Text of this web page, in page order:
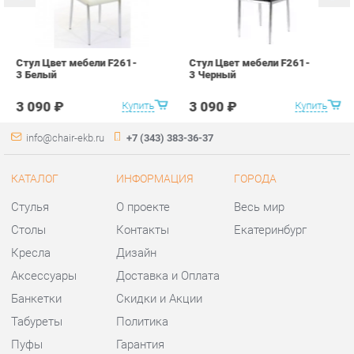
info@chair-ekb.ru
Стулья
Кресла
Аксессуары
Банкетки
Табуреты
Пуфы
Мини-Диваны
Комплектующие
О проекте
Дизайн
Доставка и Оплата
Скидки и Акции
Политика
Гарантия
Помощь
Весь мир
КОНТАКТЫ
Шоурум и склад самовывоза